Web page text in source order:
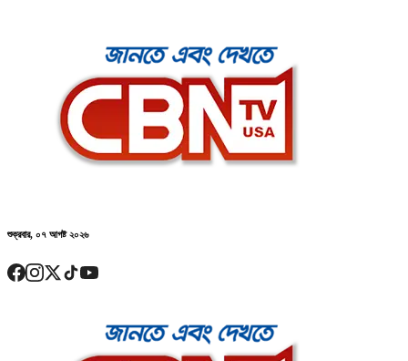
শুক্রবার, ০৭ আগষ্ট ২০২৬